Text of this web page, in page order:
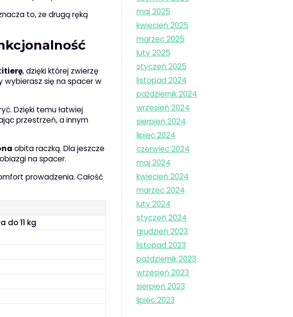
to, że drugą ręką
, dzięki której zwierzę
wybierasz się na spacer w
Dzięki temu łatwiej
przestrzeń, a innym
obita raczką. Dla jeszcze
na spacer.
prowadzenia. Całość
do 11 kg
maj 2025
kwiecień 2025
marzec 2025
luty 2025
styczeń 2025
listopad 2024
październik 2024
wrzesień 2024
sierpień 2024
lipiec 2024
czerwiec 2024
maj 2024
kwiecień 2024
marzec 2024
luty 2024
styczeń 2024
grudzień 2023
listopad 2023
październik 2023
wrzesień 2023
sierpień 2023
lipiec 2023